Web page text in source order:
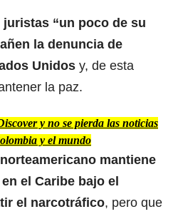
“un poco de su
la denuncia de
Unidos y, de esta
la paz.
y no se pierda las noticias
y el mundo
mantiene
el Caribe bajo el
el narcotráfico, pero que